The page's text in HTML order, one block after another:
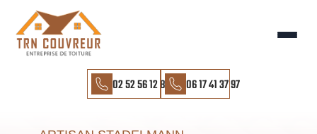
02 52 56 12 85 06 17 41 37 97